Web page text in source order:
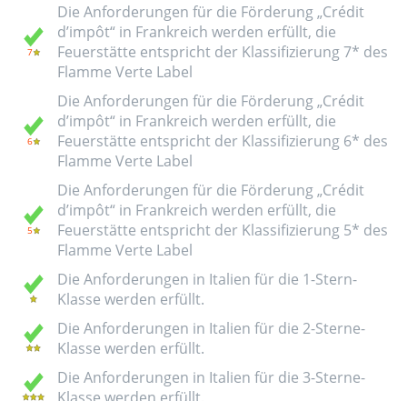
Die Anforderungen für die Förderung „Crédit
d’impôt“ in Frankreich werden erfüllt, die
Feuerstätte entspricht der Klassifizierung 7* des
Flamme Verte Label
Die Anforderungen für die Förderung „Crédit
d’impôt“ in Frankreich werden erfüllt, die
Feuerstätte entspricht der Klassifizierung 6* des
Flamme Verte Label
Die Anforderungen für die Förderung „Crédit
d’impôt“ in Frankreich werden erfüllt, die
Feuerstätte entspricht der Klassifizierung 5* des
Flamme Verte Label
Die Anforderungen in Italien für die 1-Stern-
Klasse werden erfüllt.
Die Anforderungen in Italien für die 2-Sterne-
Klasse werden erfüllt.
Die Anforderungen in Italien für die 3-Sterne-